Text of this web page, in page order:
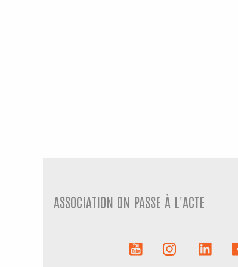
ASSOCIATION ON PASSE À L'ACTE